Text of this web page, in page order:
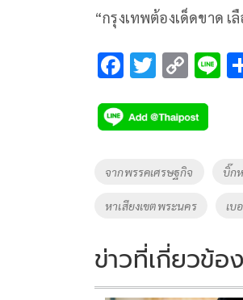
“กรุงเทพต้องเด็ดขาด
F
e
b
o
o
k
T
tt
er
C
p
y
Li
k
Li
Tags
จากพรรคเศรษฐกิจ บิ๊ก
หาเสียงเขตพระนคร เบ
ข่าวที่เกี่ยวข้อง